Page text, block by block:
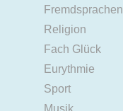
Fremdsprachen
Religion
Fach Glück
Eurythmie
Sport
Musik